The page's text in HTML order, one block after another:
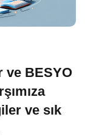
ve BESYO
ve sık